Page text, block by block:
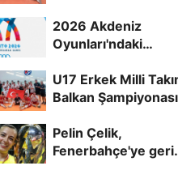
2026 Akdeniz
Oyunları'ndaki
U17 Erkek Milli
Balkan
Pelin Çelik,
Fenerbahçe'ye geri